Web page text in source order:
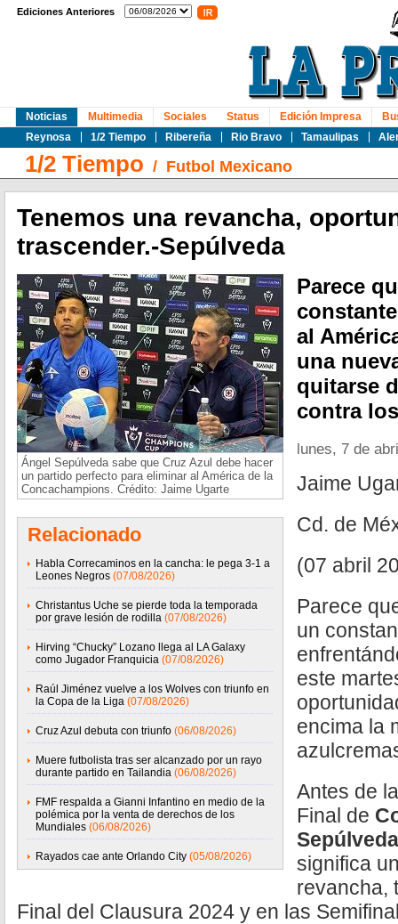
Ediciones Anteriores
Noticias
Reynosa
1/2 Tiempo Ribereña Rio Bravo Tamaulipas
Multimedia Sociales Status Edición Impresa
1/2 Tiempo / Futbol Mexicano
Tenemos una revancha,
trascender.-Sepúlveda
Ángel Sepúlveda sabe que Cruz Azul debe hacer
un partido perfecto para eliminar al América de la
Concachampions. Crédito: Jaime Ugarte
Relacionado
Habla Correcaminos en la cancha: le pega 3-1 a
Leones Negros (07/08/2026)
Christantus Uche se pierde toda la temporada
por grave lesión de rodilla (07/08/2026)
Hirving “Chucky” Lozano llega al LA Galaxy
como Jugador Franquicia (07/08/2026)
Raúl Jiménez vuelve a los Wolves con triunfo en
la Copa de la Liga (07/08/2026)
Cruz Azul debuta con triunfo (06/08/2026)
Muere futbolista tras ser alcanzado por un rayo
durante partido en Tailandia (06/08/2026)
FMF respalda a Gianni Infantino en medio de la
polémica por la venta de derechos de los
Mundiales (06/08/2026)
Rayados cae ante Orlando City (05/08/2026)
Parece
al
una
quitarse
contra
lunes, 7 de
Jaime
Cd. de
(07 abril
Parece
un
este
encima la
Antes de
Final de
significa
revancha,
Final del Clausura 2024 y en las